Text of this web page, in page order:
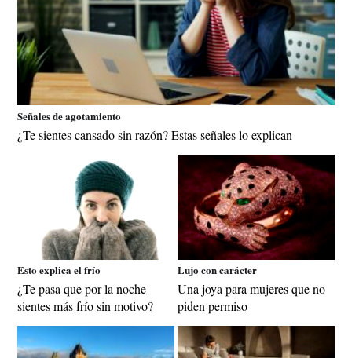
Señales de agotamiento
¿Te sientes cansado sin razón? Estas señales lo explican
Esto explica el frío
¿Te pasa que por la noche
sientes más frío sin motivo?
Lujo con carácter
Una joya para mujeres que no
piden permiso